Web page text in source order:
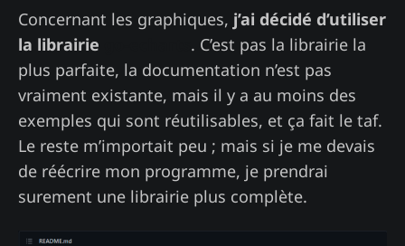
Concernant les graphiques, j’ai décidé d’utiliser
la librairie
. C’est pas la librairie la
plus parfaite, la documentation n’est pas
vraiment existante, mais il y a au moins des
exemples qui sont réutilisables, et ça fait le taf.
Le reste m’importait peu ; mais si je me devais
de réécrire mon programme, je prendrai
surement une librairie plus complète.